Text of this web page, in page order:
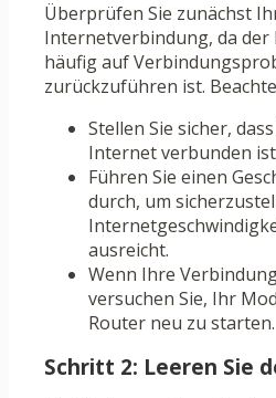
Überprüfen Sie zunächst
Internetverbindung, da der
häufig auf
zurückzuführen ist.
Stellen Sie sicher,
Internet verbunden
Führen Sie einen
durch, um
ausreicht.
Wenn Ihre
versuchen Sie, Ihr
Router neu zu starten.
Schritt 2: Leeren Sie